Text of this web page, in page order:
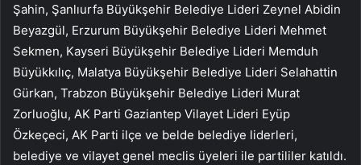
Şahin, Şanlıurfa Büyükşehir Belediye Lideri Zeynel Abidin
Beyazgül, Erzurum Büyükşehir Belediye Lideri Mehmet
Sekmen, Kayseri Büyükşehir Belediye Lideri Memduh
Büyükkılıç, Malatya Büyükşehir Belediye Lideri Selahattin
Gürkan, Trabzon Büyükşehir Belediye Lideri Murat
Zorluoğlu, AK Parti Gaziantep Vilayet Lideri Eyüp
Özkeçeci, AK Parti ilçe ve belde belediye liderleri,
belediye ve vilayet genel meclis üyeleri ile partililer katıldı.